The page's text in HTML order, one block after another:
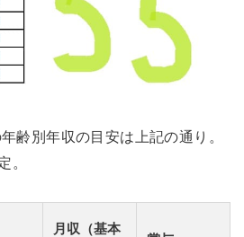
齢別年収の目安は上記の通り。
。
月収（基本